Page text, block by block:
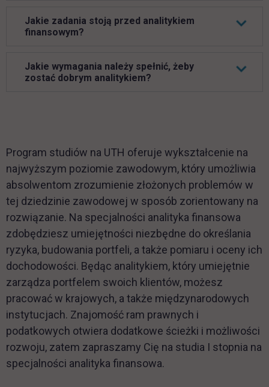
Jakie zadania stoją przed analitykiem
finansowym?
Jakie wymagania należy spełnić, żeby
zostać dobrym analitykiem?
Program studiów na UTH oferuje wykształcenie na
najwyższym poziomie zawodowym, który umożliwia
absolwentom zrozumienie złożonych problemów w
tej dziedzinie zawodowej w sposób zorientowany na
rozwiązanie. Na specjalności analityka finansowa
zdobędziesz umiejętności niezbędne do określania
ryzyka, budowania portfeli, a także pomiaru i oceny ich
dochodowości. Będąc analitykiem, który umiejętnie
zarządza portfelem swoich klientów, możesz
pracować w krajowych, a także międzynarodowych
instytucjach. Znajomość ram prawnych i
podatkowych otwiera dodatkowe ścieżki i możliwości
rozwoju, zatem zapraszamy Cię na studia I stopnia na
specjalności analityka finansowa.